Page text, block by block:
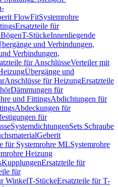
FlowFitSystemrohre
Ersatzteile für
BögenT-StückeInnenliegende
und Verbindungen,
Verbindungen,
für AnschlüsseVerteiler mit
Übergänge und
Anschlüsse für HeizungErsatzteile
Dämmungen für
und FittingsAbdichtungen für
Abdeckungen für
für
SystemdichtungenSets Schraube
Geberit
für Systemrohre MLSystemrohre
Heizung
KupplungenErsatzteile für
für
WinkelT-StückeErsatzteile für T-